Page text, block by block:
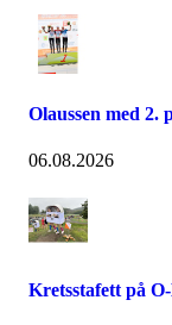
Olaussen med 2.
06.08.2026
Kretsstafett på